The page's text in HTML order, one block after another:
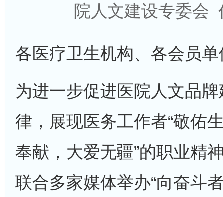
院人文建设专委会
各医疗卫生机构、各会员单
为进一步促进医院人文品
律，展现医务工作者“敬佑
奉献，大爱无疆”的职业精
联合多家媒体举办“向奋斗